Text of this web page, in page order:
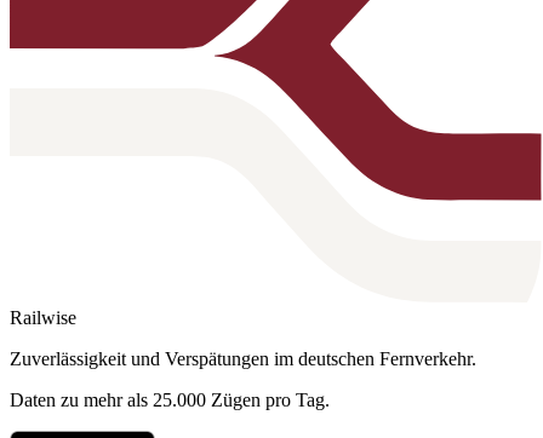
Railwise
Zuverlässigkeit und Verspätungen im deutschen Fernverkehr.
Daten zu mehr als 25.000 Zügen pro Tag.